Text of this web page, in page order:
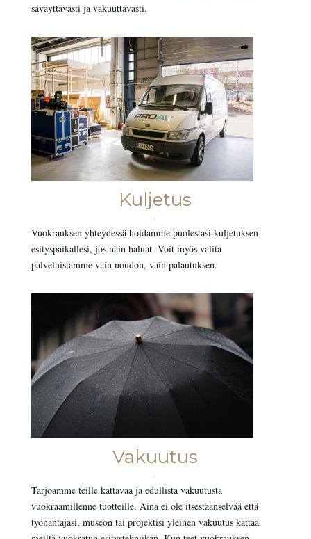
säväyttävästi ja vakuuttavasti.
Kuljetus
.
Vuokrauksen yhteydessä hoidamme puolestasi kuljetuksen
esityspaikallesi, jos näin haluat. Voit myös valita
palveluistamme vain noudon, vain palautuksen.
Vakuutus
Tarjoamme teille kattavaa ja edullista vakuutusta
vuokraamillenne tuotteille. Aina ei ole itsestäänselvää että
työnantajasi, museon tai projektisi yleinen vakuutus kattaa